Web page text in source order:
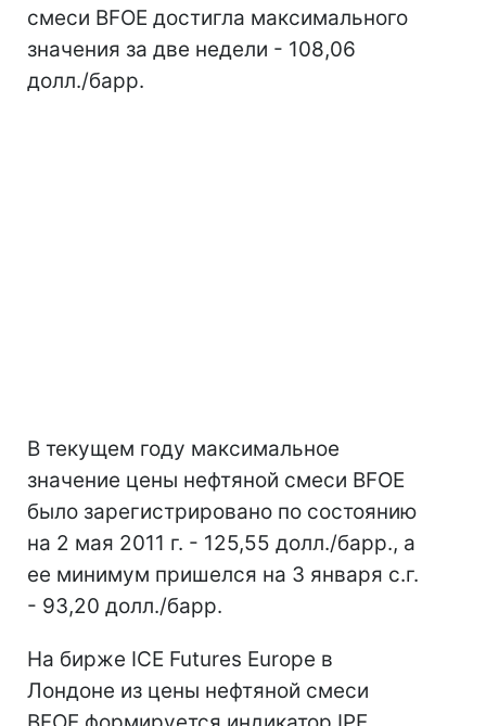
смеси BFOE достигла максимального
значения за две недели - 108,06
долл./барр.
В текущем году максимальное
значение цены нефтяной смеси BFOE
было зарегистрировано по состоянию
на 2 мая 2011 г. - 125,55 долл./барр., а
ее минимум пришелся на 3 января с.г.
- 93,20 долл./барр.
На бирже ICE Futures Europe в
Лондоне из цены нефтяной смеси